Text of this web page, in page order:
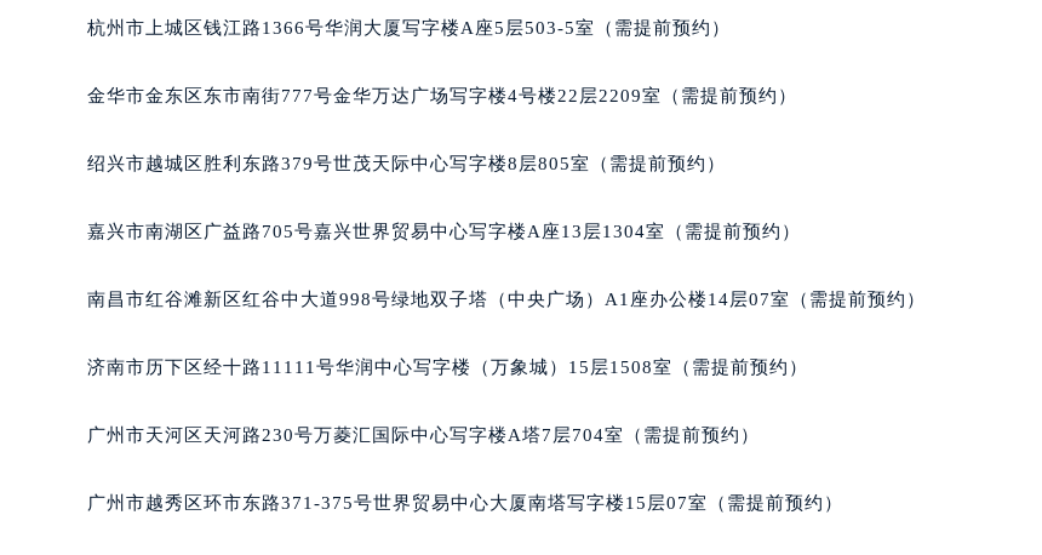
吉林省吉林市船营区河南街法穆兰售后服务中心（需提前预约）
吉林省梅河口市新华街道梅河大街法穆兰售后服务中心（需提前预约）
吉林省松原市宁江区五环大街法穆兰售后服务中心（需提前预约）
吉林省延边市延吉市解放路法穆兰售后服务中心（需提前预约）
辽宁省本溪市平山区胜利路法穆兰售后服务中心（需提前预约）
辽宁省丹东市振兴区七经街法穆兰售后服务中心（需提前预约）
辽宁省阜新市海州区解放大街法穆兰售后服务中心（需提前预约）
辽宁省锦州市古塔区中央大街法穆兰售后服务中心（需提前预约）
杭州市上城区钱江路1366号华润大厦写字楼A座5层503-5室（需提前预约）
金华市金东区东市南街777号金华万达广场写字楼4号楼22层2209室（需提前预约）
绍兴市越城区胜利东路379号世茂天际中心写字楼8层805室（需提前预约）
嘉兴市南湖区广益路705号嘉兴世界贸易中心写字楼A座13层1304室（需提前预约）
南昌市红谷滩新区红谷中大道998号绿地双子塔（中央广场）A1座办公楼14层07室（需提前预约）
济南市历下区经十路11111号华润中心写字楼（万象城）15层1508室（需提前预约）
广州市天河区天河路230号万菱汇国际中心写字楼A塔7层704室（需提前预约）
广州市越秀区环市东路371-375号世界贸易中心大厦南塔写字楼15层07室（需提前预约）